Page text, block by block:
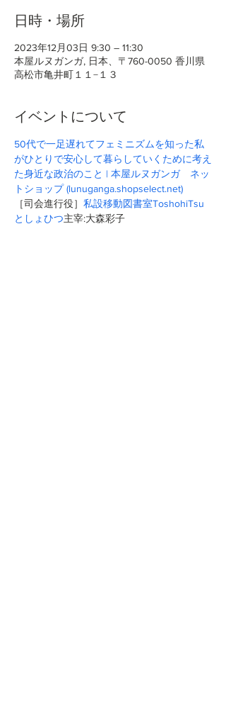
日時・場所
2023年12月03日 9:30 – 11:30
本屋ルヌガンガ, 日本、〒760-0050 香川県
高松市亀井町１１−１３
イベントについて
50代で一足遅れてフェミニズムを知った私
がひとりで安心して暮らしていくために考え
た身近な政治のこと | 本屋ルヌガンガ　ネッ
トショップ (lunuganga.shopselect.net)
［司会進行役］ 私設移動図書室ToshohiTsu
としょひつ主宰:大森彩子